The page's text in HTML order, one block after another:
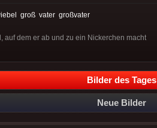
groß vater großvater
auf dem er ab und zu ein Nickerchen macht
Bilder des Tages
Neue Bilder